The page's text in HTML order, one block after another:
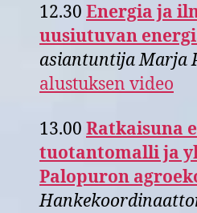
12.30 Energia ja
uusiutuvan
asiantuntija Marja
alustuksen video
13.00 Ratkaisuna
tuotantomalli ja
Palopuron